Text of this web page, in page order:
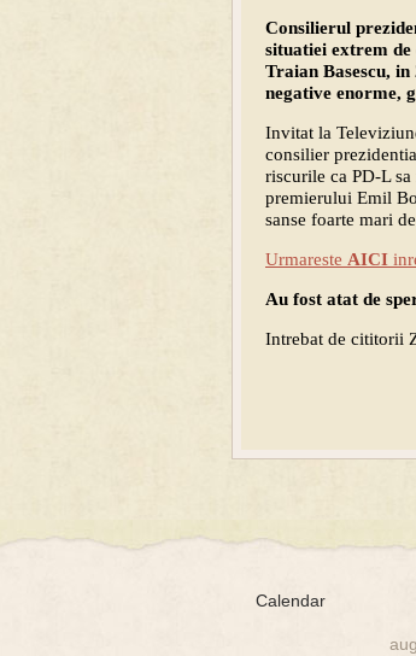
Consilierul
situatiei extrem de
Traian Basescu,
negative enorme,
Invitat la
consilier
riscurile ca PD-L
premierului Emil
sanse foarte mari
Urmareste AICI
Au fost atat de
Intrebat de cititorii
Calendar